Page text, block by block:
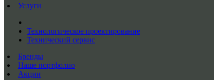
Услуги
Технологическое проектирование
Технический сервис
Бренды
Наше портфолио
Акции